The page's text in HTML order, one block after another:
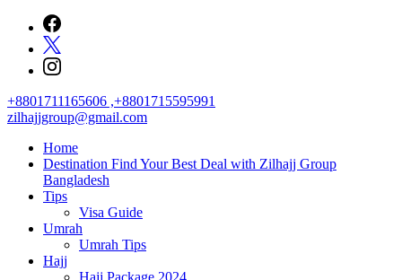
content
+8801711165606 ,+8801715595991
zilhajjgroup@gmail.com
Home
Destination Find Your Best Deal with Zilhajj Group
Bangladesh
Tips
Visa Guide
Umrah
Umrah Tips
Hajj
Hajj Package 2024